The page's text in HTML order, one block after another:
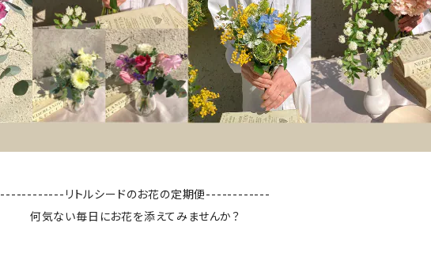
------------リトルシードのお花の定期便------------
何気ない毎日にお花を添えてみませんか？